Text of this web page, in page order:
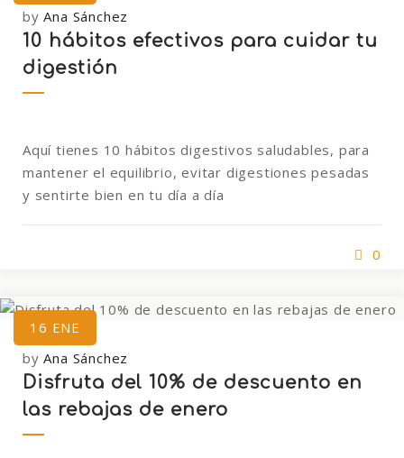
byAna Sánchez
10 hábitos efectivos para cuidar tu
digestión
Aquí tienes 10 hábitos digestivos saludables, para
mantener el equilibrio, evitar digestiones pesadas
y sentirte bien en tu día a día
0
16 ENE
byAna Sánchez
Disfruta del 10% de descuento en
las rebajas de enero